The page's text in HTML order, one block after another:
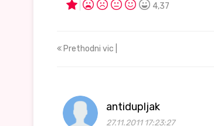
4,37
Prethodni vic |
antidupljak
27.11.2011 17:23:27